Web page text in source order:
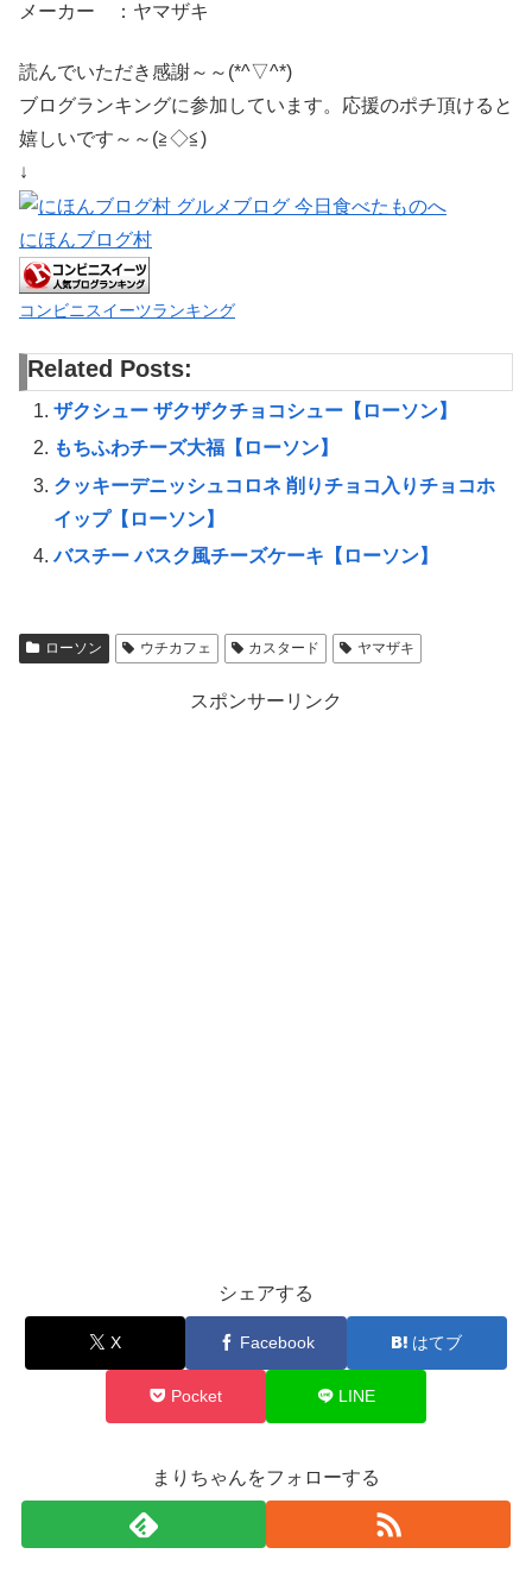
メーカー ：ヤマザキ
読んでいただき感謝～～(*^▽^*)
ブログランキングに参加しています。応援のポチ頂けると
嬉しいです～～(≧◇≦)
↓
にほんブログ村
コンビニスイーツランキング
Related Posts:
ザクシュー ザクザクチョコシュー【ローソン】
もちふわチーズ大福【ローソン】
クッキーデニッシュコロネ 削りチョコ入りチョコホ
イップ【ローソン】
バスチー バスク風チーズケーキ【ローソン】
ローソン ウチカフェ カスタード ヤマザキ
スポンサーリンク
シェアする
X Facebook はてブ
Pocket LINE
まりちゃんをフォローする